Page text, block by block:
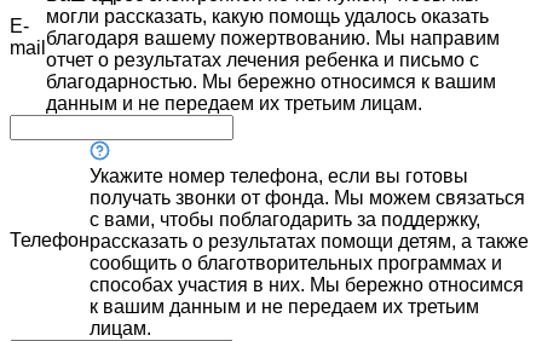
E-
mail
могли рассказать, какую помощь удалось оказать
благодаря вашему пожертвованию. Мы направим
отчет о результатах лечения ребенка и письмо с
благодарностью. Мы бережно относимся к вашим
данным и не передаем их третьим лицам.
Телефон
Укажите номер телефона, если вы готовы
получать звонки от фонда. Мы можем связаться
с вами, чтобы поблагодарить за поддержку,
рассказать о результатах помощи детям, а также
сообщить о благотворительных программах и
способах участия в них. Мы бережно относимся
к вашим данным и не передаем их третьим
лицам.